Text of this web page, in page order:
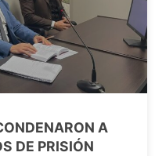
A
DE PRISIÓN